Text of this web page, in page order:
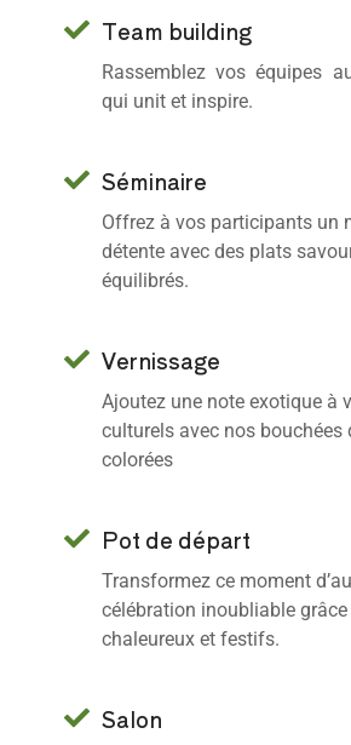
Team building
Rassemblez vos équipes
qui unit et inspire.
Séminaire
Offrez à vos participants un
détente avec des plats
équilibrés.
Vernissage
Ajoutez une note exotique à
culturels avec nos bouchées
colorées
Pot de départ
Transformez ce moment
célébration inoubliable
chaleureux et festifs.
Salon